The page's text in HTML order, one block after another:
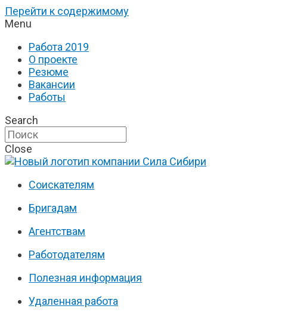
Перейти к содержимому
Menu
Работа 2019
О проекте
Резюме
Вакансии
Работы
Search
Close
Соискателям
Бригадам
Агентствам
Работодателям
Полезная информация
Удаленная работа